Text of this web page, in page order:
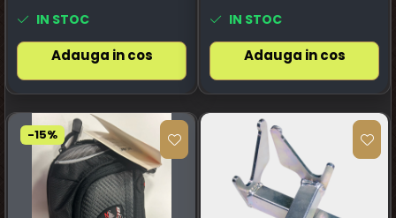
IN STOC
Adauga in cos
IN STOC
Adauga in cos
-15%